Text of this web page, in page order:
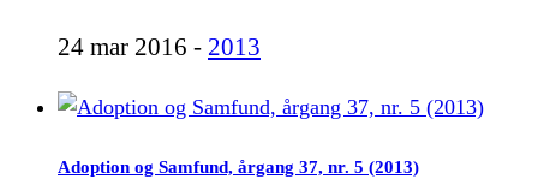
24 mar 2016 - 2013
Adoption og Samfund, årgang 37, nr. 5 (2013)